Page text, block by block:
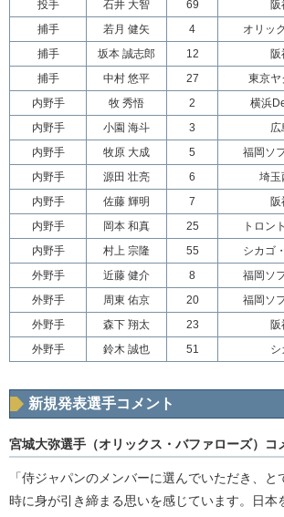
投手
石井 大智 69
阪
捕手
若月 健矢 4
オリッ
捕手
坂本 誠志郎 12
阪
捕手
中村 悠平 27
東京ヤ
内野手
牧 秀悟 2
横浜
内野手
小園 海斗 3
広
内野手
牧原 大成 5
福岡ソ
内野手
源田 壮亮 6
埼玉
内野手
佐藤 輝明 7
阪
内野手
岡本 和真 25
トロン
内野手
村上 宗隆 55
シカゴ
外野手
近藤 健介 8
福岡ソ
外野手
周東 佑京 20
福岡ソ
外野手
森下 翔太 23
阪
外野手
鈴木 誠也 51 シ
新規発表選手コメント
宮城大弥選手（オリックス・バファローズ）コ
「侍ジャパンのメンバーに選んでいただき、と
時に身が引き締まる思いを感じています。日本